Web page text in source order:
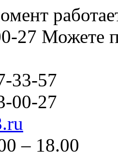
27 Можете
33-57
00-27
– 18.00